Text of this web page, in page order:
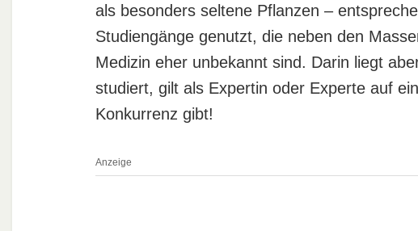
als besonders seltene Pflanzen –
Studiengänge genutzt, die neben den
Medizin eher unbekannt sind. Darin liegt
studiert, gilt als Expertin oder Experte auf
Konkurrenz gibt!
Anzeige